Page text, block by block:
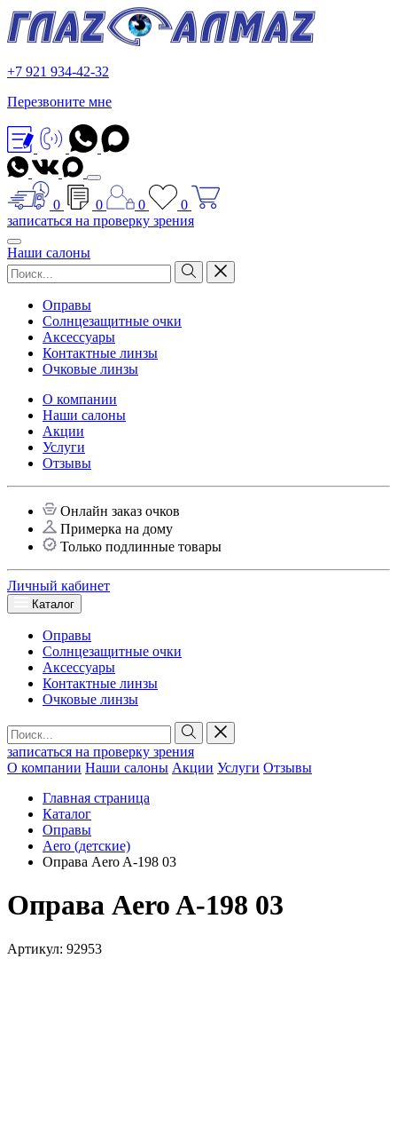
+7 921 934-42-32
Перезвоните мне
0 0 0
0
записаться на проверку зрения
Наши салоны
Оправы
Солнцезащитные очки
Аксессуары
Контактные линзы
Очковые линзы
О компании
Наши салоны
Акции
Услуги
Отзывы
Онлайн заказ очков
Примерка на дому
Только подлинные товары
Личный кабинет
Каталог
Оправы
Солнцезащитные очки
Аксессуары
Контактные линзы
Очковые линзы
записаться на проверку зрения
О компании Наши салоны Акции Услуги Отзывы
Главная страница
Каталог
Оправы
Aero (детские)
Оправа Aero A-198 03
Оправа Aero A-198 03
Артикул: 92953